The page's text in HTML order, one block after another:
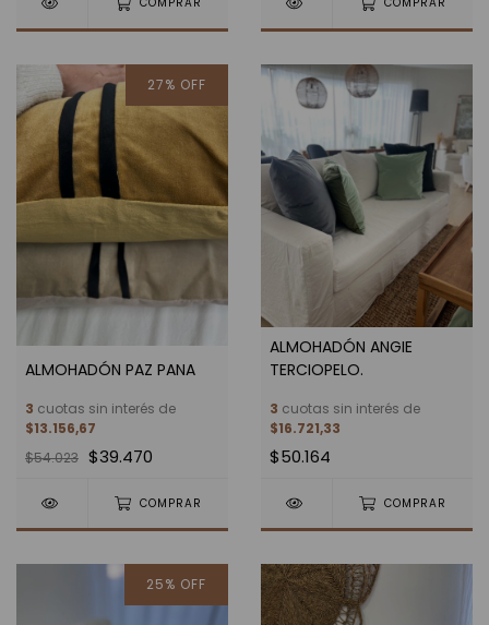
COMPRAR COMPRAR
27% OFF
ALMOHADÓN PAZ PANA
3 cuotas sin interés de
$13.156,67
$54.023 $39.470
COMPRAR
ALMOHADÓN ANGIE
TERCIOPELO.
3 cuotas sin interés de
$16.721,33
$50.164
COMPRAR
25% OFF